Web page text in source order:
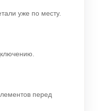
уже по месту.
перед